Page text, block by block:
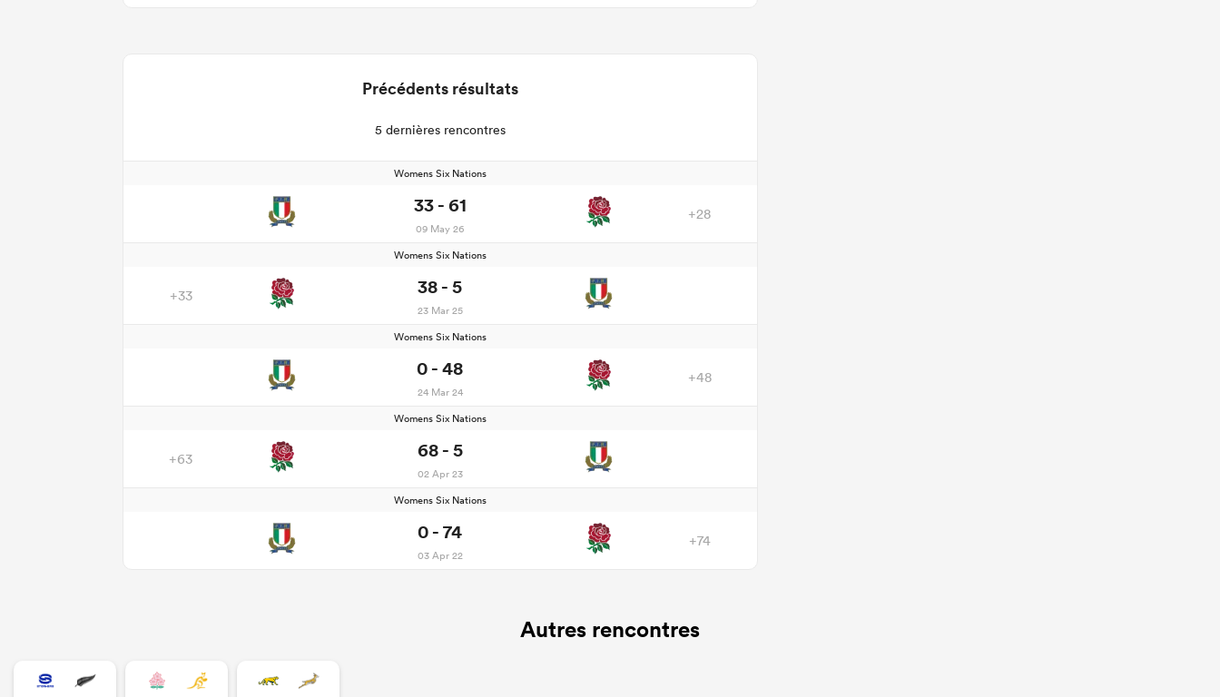
Précédents résultats
5 dernières rencontres
Womens Six Nations
33 - 61
09 May 26
+28
Womens Six Nations
+33 38 - 5
23 Mar 25
Womens Six Nations
0 - 48
24 Mar 24
+48
Womens Six Nations
+63 68 - 5
02 Apr 23
Womens Six Nations
0 - 74
03 Apr 22
+74
Autres rencontres